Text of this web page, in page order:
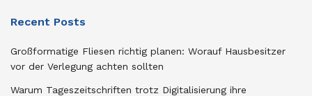
Recent Posts
Großformatige Fliesen richtig planen: Worauf Hausbesitzer
vor der Verlegung achten sollten
Warum Tageszeitschriften trotz Digitalisierung ihre